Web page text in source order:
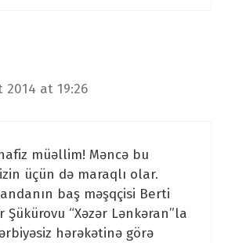
2014 at 19:26
müəllim! Məncə bu
üçün də maraqlı olar.
baş məşqçisi Berti
Şükürovu “Xəzər Lənkəran”la
hərəkətinə görə